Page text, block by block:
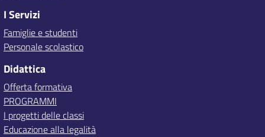
I Servizi
Famiglie e studenti
Personale scolastico
Didattica
Offerta formativa
PROGRAMMI
I progetti delle classi
Educazione alla legalità